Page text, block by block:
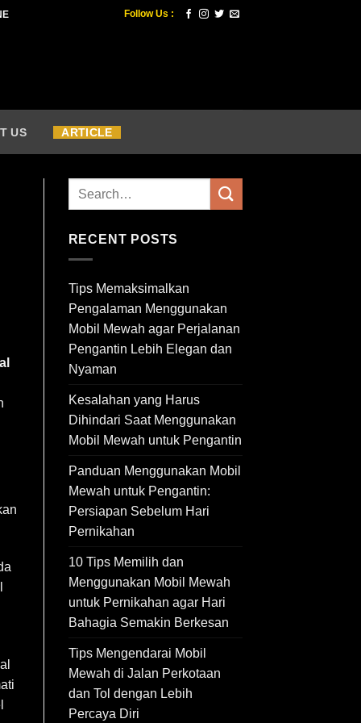
Follow Us :
US ARTICLE
RECENT POSTS
Tips Memaksimalkan
Pengalaman Menggunakan
Mobil Mewah agar Perjalanan
Pengantin Lebih Elegan dan
Nyaman
Kesalahan yang Harus
Dihindari Saat Menggunakan
Mobil Mewah untuk Pengantin
Panduan Menggunakan Mobil
Mewah untuk Pengantin:
Persiapan Sebelum Hari
Pernikahan
10 Tips Memilih dan
Menggunakan Mobil Mewah
untuk Pernikahan agar Hari
Bahagia Semakin Berkesan
Tips Mengendarai Mobil
Mewah di Jalan Perkotaan
dan Tol dengan Lebih
Percaya Diri